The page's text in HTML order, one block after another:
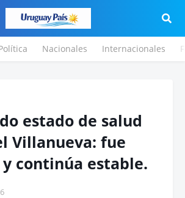
Nacionales Internacionales
estado de salud
Villanueva: fue
continúa estable.